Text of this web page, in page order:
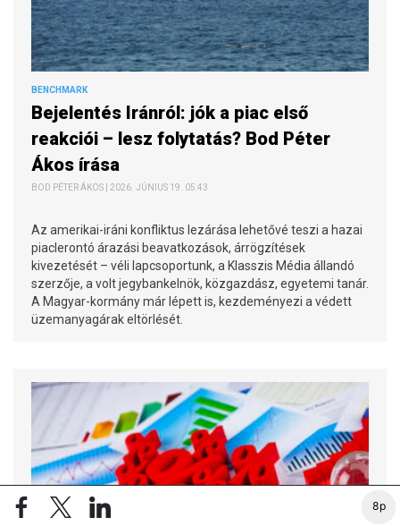
8p
BENCHMARK
Bejelentés Iránról: jók a piac első
reakciói – lesz folytatás? Bod Péter
Ákos írása
BOD PÉTER ÁKOS | 2026. JÚNIUS 19. 05:43
Az amerikai-iráni konfliktus lezárása lehetővé teszi a hazai
piaclerontó árazási beavatkozások, árrögzítések
kivezetését – véli lapcsoportunk, a Klasszis Média állandó
szerzője, a volt jegybankelnök, közgazdász, egyetemi tanár.
A Magyar-kormány már lépett is, kezdeményezi a védett
üzemanyagárak eltörlését.